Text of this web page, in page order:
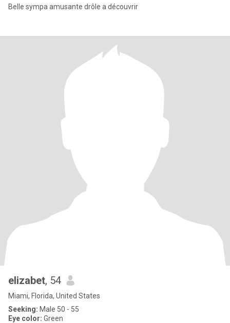
Belle sympa amusante drôle a découvrir
elizabet, 54
Miami, Florida, United States
Seeking: Male 50 - 55
Eye color: Green